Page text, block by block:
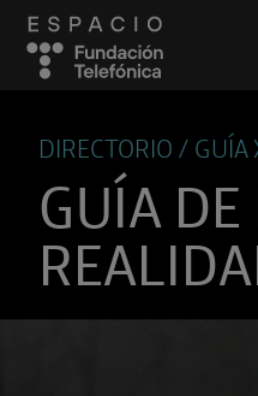
DIRECTORIO / GUÍA
GUÍA